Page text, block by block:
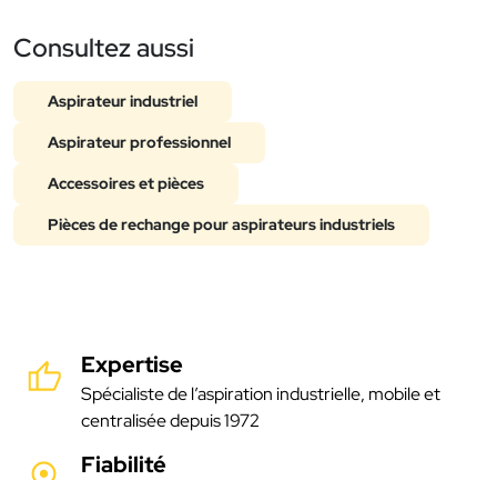
Consultez aussi
Aspirateur industriel
Aspirateur professionnel
Accessoires et pièces
Pièces de rechange pour aspirateurs industriels
Expertise
Spécialiste de l’aspiration industrielle, mobile et
centralisée depuis 1972
Fiabilité